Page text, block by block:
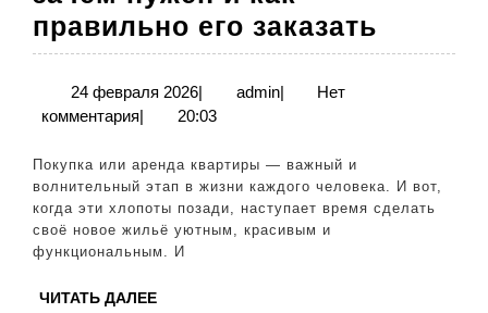
правильно его заказать
проект
и
как
24 февраля 202624
февраля
| adminadmin
|
Нет
комментария
20:03
Покупка или аренда квартиры — важный и
волнительный этап в жизни каждого человека. И вот,
когда эти хлопоты позади, наступает время сделать
своё новое жильё уютным, красивым и
функциональным. И
ЧИТАТЬ ДАЛЕЕЧИТАТЬ